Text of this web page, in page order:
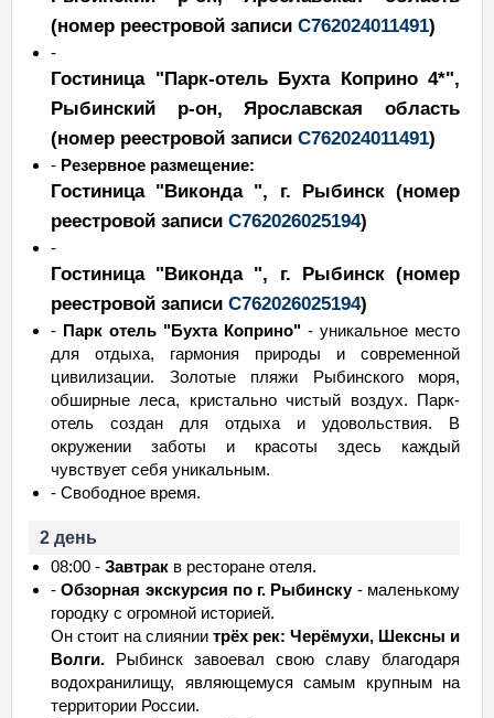
(номер реестровой записи С762024011491)
-
Гостиница "Парк-отель Бухта Коприно 4*",
Рыбинский р-он, Ярославская область
(номер реестровой записи С762024011491)
- Резервное размещение:
Гостиница "Виконда ", г. Рыбинск (номер
реестровой записи С762026025194)
-
Гостиница "Виконда ", г. Рыбинск (номер
реестровой записи С762026025194)
- Парк отель "Бухта Коприно" - уникальное место
для отдыха, гармония природы и современной
цивилизации. Золотые пляжи Рыбинского моря,
обширные леса, кристально чистый воздух. Парк-
отель создан для отдыха и удовольствия. В
окружении заботы и красоты здесь каждый
чувствует себя уникальным.
- Свободное время.
2 день
08:00 - Завтрак в ресторане отеля.
-Обзорная экскурсия по г. Рыбинску - маленькому
городку с огромной историей.
Он стоит на слиянии трёх рек: Черёмухи, Шексны и
Волги. Рыбинск завоевал свою славу благодаря
водохранилищу, являющемуся самым крупным на
территории России.